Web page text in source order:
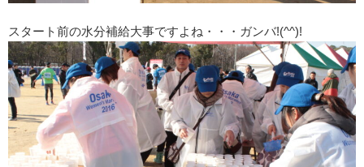
スタート前の水分補給大事ですよね・・・ガンバ!(^^)!